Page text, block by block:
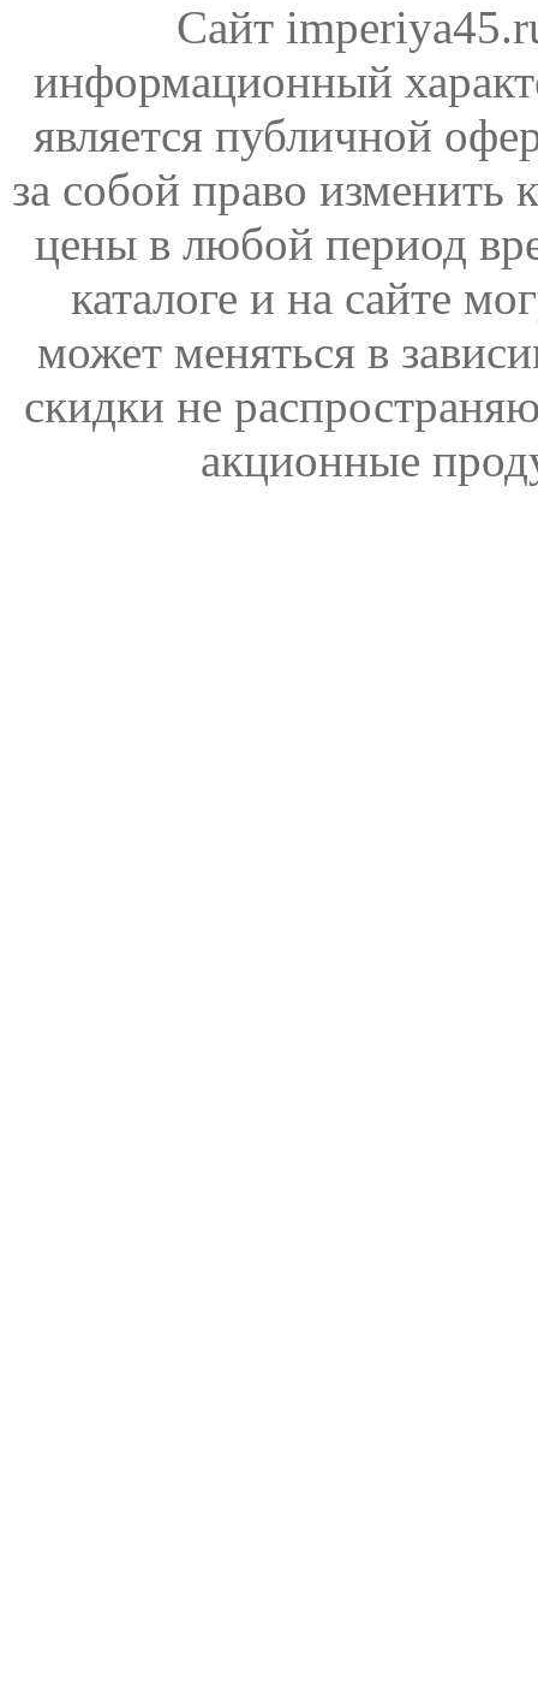
Сайт
информационный
является публичной
за собой право изменить
цены в любой период
каталоге и на сайте
может меняться в
скидки не
акционные